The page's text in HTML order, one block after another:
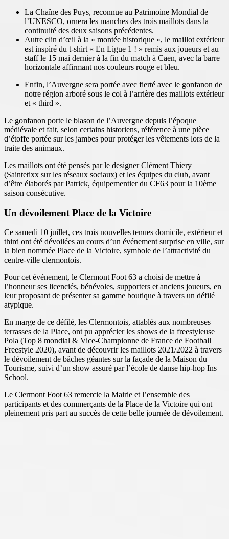
La Chaîne des Puys, reconnue au Patrimoine Mondial de
l’UNESCO, ornera les manches des trois maillots dans la
continuité des deux saisons précédentes.
Autre clin d’œil à la « montée historique », le maillot extérieur
est inspiré du t-shirt « En Ligue 1 ! » remis aux joueurs et au
staff le 15 mai dernier à la fin du match à Caen, avec la barre
horizontale affirmant nos couleurs rouge et bleu.
Enfin, l’Auvergne sera portée avec fierté avec le gonfanon de
notre région arboré sous le col à l’arrière des maillots extérieur
et « third ».
Le gonfanon porte le blason de l’Auvergne depuis l’époque
médiévale et fait, selon certains historiens, référence à une pièce
d’étoffe portée sur les jambes pour protéger les vêtements lors de la
traite des animaux.
Les maillots ont été pensés par le designer Clément Thiery
(Saintetixx sur les réseaux sociaux) et les équipes du club, avant
d’être élaborés par Patrick, équipementier du CF63 pour la 10ème
saison consécutive.
Un dévoilement Place de la Victoire
Ce samedi 10 juillet, ces trois nouvelles tenues domicile, extérieur et
third ont été dévoilées au cours d’un événement surprise en ville, sur
la bien nommée Place de la Victoire, symbole de l’attractivité du
centre-ville clermontois.
Pour cet événement, le Clermont Foot 63 a choisi de mettre à
l’honneur ses licenciés, bénévoles, supporters et anciens joueurs, en
leur proposant de présenter sa gamme boutique à travers un défilé
atypique.
En marge de ce défilé, les Clermontois, attablés aux nombreuses
terrasses de la Place, ont pu apprécier les shows de la freestyleuse
Pola (Top 8 mondial & Vice-Championne de France de Football
Freestyle 2020), avant de découvrir les maillots 2021/2022 à travers
le dévoilement de bâches géantes sur la façade de la Maison du
Tourisme, suivi d’un show assuré par l’école de danse hip-hop Ins
School.
Le Clermont Foot 63 remercie la Mairie et l’ensemble des
participants et des commerçants de la Place de la Victoire qui ont
pleinement pris part au succès de cette belle journée de dévoilement.